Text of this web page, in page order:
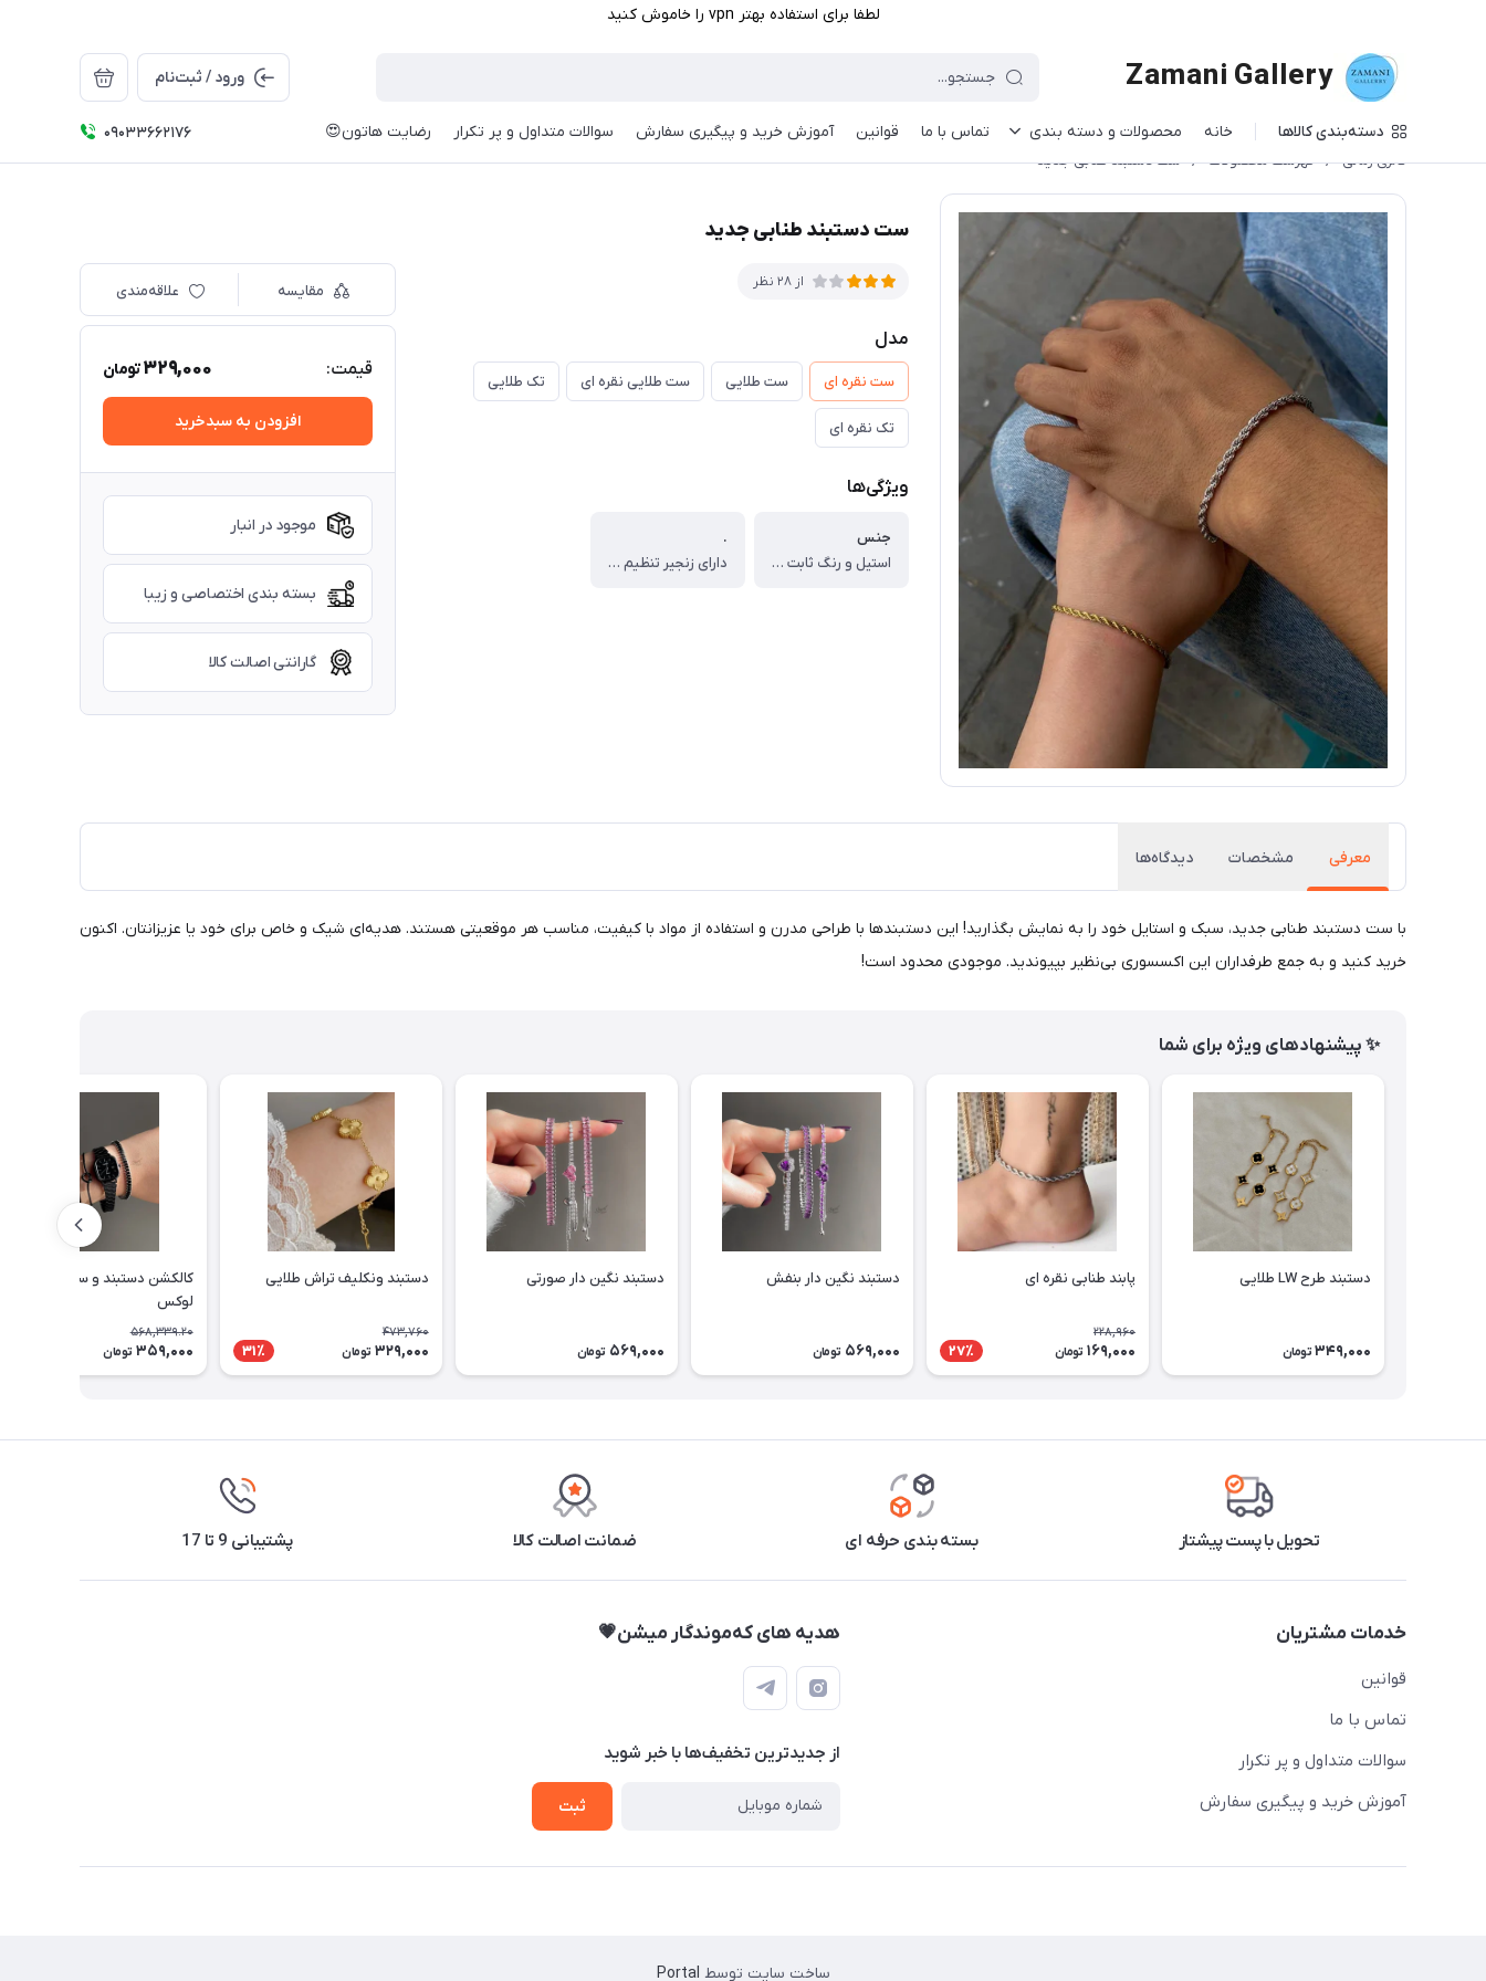
لطفا برای استفاده بهتر vpn را خاموش کنید
Zamani Gallery ورود / ثبت‌نام
دسته‌بندی کالاها خانه محصولات و دسته بندی تماس با ما قوانین آموزش خرید و پیگیری سفارش سوالات متداول و پر تکرار رضایت هاتون😍 09033662176
گالری زمانی / فهرست محصولات / ست دستبند طنابی جدید
ست دستبند طنابی جدید
از 28 نظر
مدل
ست نقره ای ست طلایی ست طلایی نقره ای تک طلایی
تک نقره ای
ویژگی‌ها
جنس
استیل و رنگ ثابت می باشد
.
دارای زنجیر تنظیم می باشد
مقایسه علاقه‌مندی
قیمت: 329,000تومان
افزودن به سبدخرید
موجود در انبار
بسته بندی اختصاصی و زیبا
گارانتی اصالت کالا
معرفی مشخصات دیدگاه‌ها
با ست دستبند طنابی جدید، سبک و استایل خود را به نمایش بگذارید! این دستبندها با طراحی مدرن و استفاده از مواد با کیفیت، مناسب هر موقعیتی هستند. هدیه‌ای شیک و خاص برای خود یا عزیزانتان. اکنون
خرید کنید و به جمع طرفداران این اکسسوری بی‌نظیر بپیوندید. موجودی محدود است!
✨ پیشنهادهای ویژه برای شما
دستبند طرح LW طلایی
349,000 تومان
پابند طنابی نقره ای
228,960
169,000 تومان 27٪
دستبند نگین دار بنفش
569,000 تومان
دستبند نگین دار صورتی
569,000 تومان
دستبند ونکلیف تراش طلایی
473,760
329,000 تومان 31٪
کالکشن دستبند و ساعت مشکی
لوکس
568,339.20
359,000 تومان
تحویل با پست پیشتاز بسته بندی حرفه ای ضمانت اصالت کالا پشتیبانی 9 تا 17
خدمات مشتریان
قوانین
تماس با ما
سوالات متداول و پر تکرار
آموزش خرید و پیگیری سفارش
هدیه های که‌موندگار میشن💗
از جدید‌ترین تخفیف‌ها با‌ خبر شوید
ثبت
ساخت سایت توسط Portal